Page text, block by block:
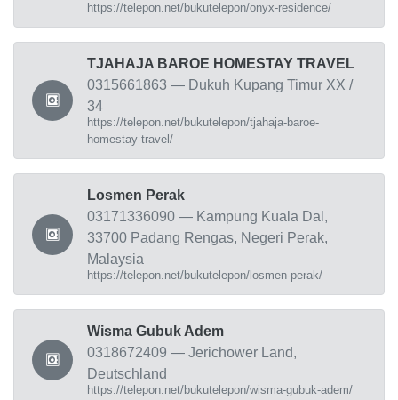
https://telepon.net/bukutelepon/onyx-residence/
TJAHAJA BAROE HOMESTAY TRAVEL
0315661863 — Dukuh Kupang Timur XX /
34
https://telepon.net/bukutelepon/tjahaja-baroe-
homestay-travel/
Losmen Perak
03171336090 — Kampung Kuala Dal,
33700 Padang Rengas, Negeri Perak,
Malaysia
https://telepon.net/bukutelepon/losmen-perak/
Wisma Gubuk Adem
0318672409 — Jerichower Land,
Deutschland
https://telepon.net/bukutelepon/wisma-gubuk-adem/